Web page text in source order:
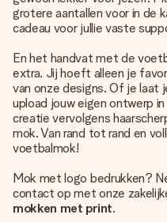
grotere aantallen voor in de
cadeau voor jullie vaste
En het handvat met de
extra. Jij hoeft alleen je
van onze designs. Of je laat
upload jouw eigen ontwerp
creatie vervolgens
mok. Van rand tot rand en
voetbalmok!
Mok met logo bedrukken?
contact op met onze
mokken met print.